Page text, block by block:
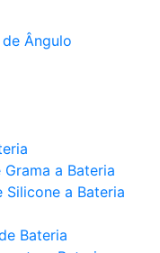
Ângulo
a Bateria
a Bateria
Bateria